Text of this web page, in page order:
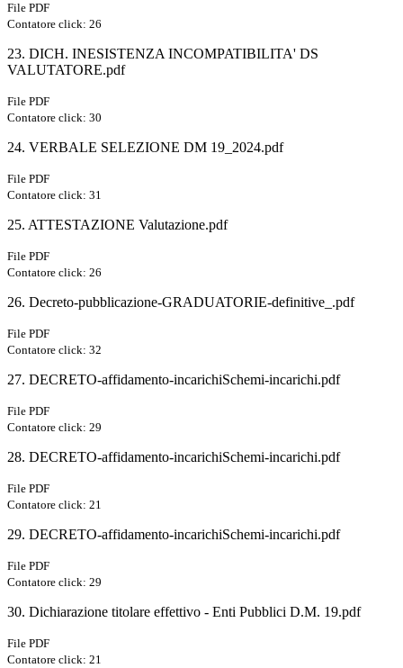
File PDF
Contatore click: 26
23. DICH. INESISTENZA INCOMPATIBILITA' DS
VALUTATORE.pdf
File PDF
Contatore click: 30
24. VERBALE SELEZIONE DM 19_2024.pdf
File PDF
Contatore click: 31
25. ATTESTAZIONE Valutazione.pdf
File PDF
Contatore click: 26
26. Decreto-pubblicazione-GRADUATORIE-definitive_.pdf
File PDF
Contatore click: 32
27. DECRETO-affidamento-incarichiSchemi-incarichi.pdf
File PDF
Contatore click: 29
28. DECRETO-affidamento-incarichiSchemi-incarichi.pdf
File PDF
Contatore click: 21
29. DECRETO-affidamento-incarichiSchemi-incarichi.pdf
File PDF
Contatore click: 29
30. Dichiarazione titolare effettivo - Enti Pubblici D.M. 19.pdf
File PDF
Contatore click: 21